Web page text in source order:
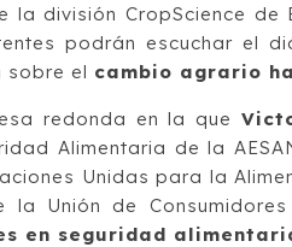
la división CropScience
podrán escuchar el
sobre el cambio agrario
redonda en la que
Alimentaria de la
Unidas para la
la Unión de
en seguridad